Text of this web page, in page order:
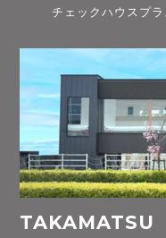
チェックハウスプ
TAKAMATSU